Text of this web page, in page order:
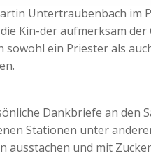
Untertraubenbach im
Kin-der aufmerksam der
ein Priester als
Dankbriefe an den
Stationen unter
ausstachen und mit